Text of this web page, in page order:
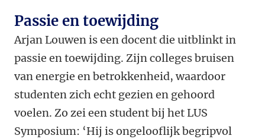
Passie en toewijding
Arjan Louwen is een docent die uitblinkt in
passie en toewijding. Zijn colleges bruisen
van energie en betrokkenheid, waardoor
studenten zich echt gezien en gehoord
voelen. Zo zei een student bij het LUS
Symposium: ‘Hij is ongelooflijk begripvol